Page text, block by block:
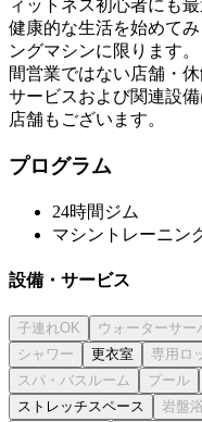
ィットネス初心者にも
健康的な生活を始めて
ングマシンに限ります
間営業ではない店舗・
サービスおよび関連設
店舗もございます。
プログラム
24時間ジム
マシントレーニン
設備・サービス
更衣室
ストレッチスペース